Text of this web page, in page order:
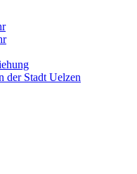
der Stadt Uelzen